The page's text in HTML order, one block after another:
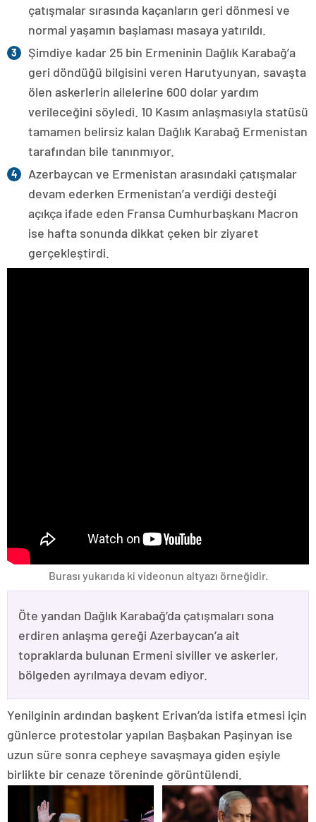
çatışmalar sırasında kaçanların geri dönmesi ve
normal yaşamın başlaması masaya yatırıldı.
Şimdiye kadar 25 bin Ermeninin Dağlık Karabağ’a
geri döndüğü bilgisini veren Harutyunyan, savaşta
ölen askerlerin ailelerine 600 dolar yardım
verileceğini söyledi. 10 Kasım anlaşmasıyla statüsü
tamamen belirsiz kalan Dağlık Karabağ Ermenistan
tarafından bile tanınmıyor.
Azerbaycan ve Ermenistan arasındaki çatışmalar
devam ederken Ermenistan’a verdiği desteği
açıkça ifade eden Fransa Cumhurbaşkanı Macron
ise hafta sonunda dikkat çeken bir ziyaret
gerçekleştirdi.
Burası yukarıda ki videonun altyazı örneğidir.
Öte yandan Dağlık Karabağ’da çatışmaları sona
erdiren anlaşma gereği Azerbaycan’a ait
topraklarda bulunan Ermeni siviller ve askerler,
bölgeden ayrılmaya devam ediyor.
Yenilginin ardından başkent Erivan’da istifa etmesi için
günlerce protestolar yapılan Başbakan Paşinyan ise
uzun süre sonra cepheye savaşmaya giden eşiyle
birlikte bir cenaze töreninde görüntülendi.